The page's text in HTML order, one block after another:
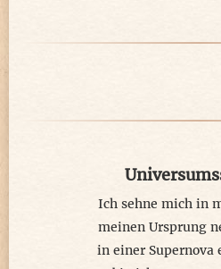
Ich sehne mich in
meinen Ursprung
in einer Supernova